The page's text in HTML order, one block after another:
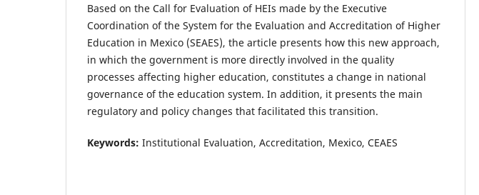
Based on the Call for Evaluation of HEIs made by the Executive
Coordination of the System for the Evaluation and Accreditation of Higher
Education in Mexico (SEAES), the article presents how this new approach,
in which the government is more directly involved in the quality
processes affecting higher education, constitutes a change in national
governance of the education system. In addition, it presents the main
regulatory and policy changes that facilitated this transition.
Keywords: Institutional Evaluation, Accreditation, Mexico, CEAES